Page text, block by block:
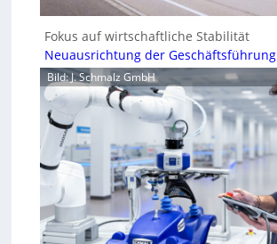
Fokus auf wirtschaftliche Stabilität
Neuausrichtung der Geschäftsführung
Bild: J. Schmalz GmbH